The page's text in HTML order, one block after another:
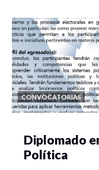
CONVOCATORIAS
Diplomado
Política